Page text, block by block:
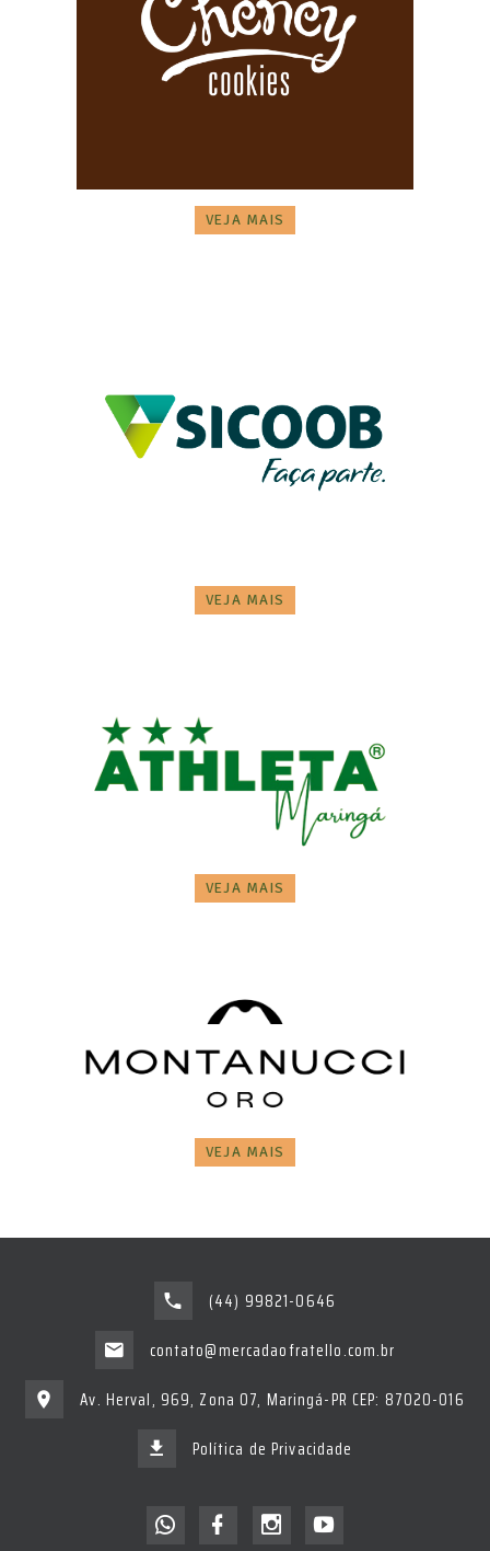
VEJA MAIS
VEJA MAIS
VEJA MAIS
VEJA MAIS
(44) 99821-0646
contato@mercadaofratello.com.br
Av. Herval, 969, Zona 07, Maringá-PR CEP: 87020-016
Política de Privacidade